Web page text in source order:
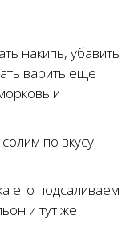
накипь, убавить
варить еще
и
по вкусу.
его подсаливаем
и тут же